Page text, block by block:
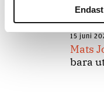
15 juni
Mats
bara